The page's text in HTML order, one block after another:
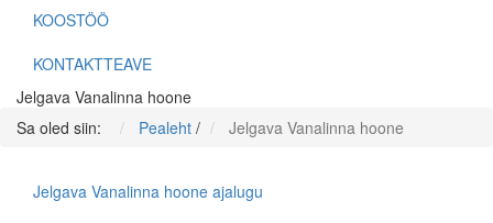
KOOSTÖÖ
KONTAKTTEAVE
Jelgava Vanalinna hoone
Sa oled siin:
Pealeht / Jelgava Vanalinna hoone
Jelgava Vanalinna hoone ajalugu